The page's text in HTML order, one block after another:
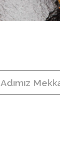
Adımız